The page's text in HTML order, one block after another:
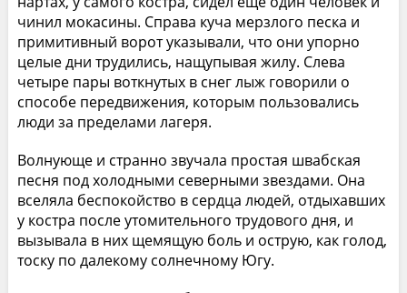
чинил мокасины. Справа куча мерзлого песка и
примитивный ворот указывали, что они упорно
целые дни трудились, нащупывая жилу. Слева
четыре пары воткнутых в снег лыж говорили о
способе передвижения, которым пользовались
люди за пределами лагеря.
Волнующе и странно звучала простая швабская
песня под холодными северными звездами. Она
вселяла беспокойство в сердца людей, отдыхавших
у костра после утомительного трудового дня, и
вызывала в них щемящую боль и острую, как голод,
тоску по далекому солнечному Югу.